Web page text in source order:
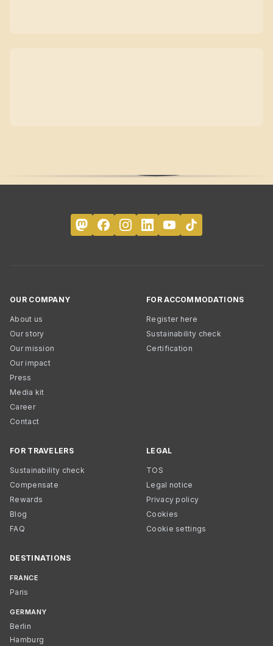
OUR COMPANY
About us
Our story
Our mission
Our impact
Press
Media kit
Career
Contact
FOR ACCOMMODATIONS
Register here
Sustainability check
Certification
FOR TRAVELERS
Sustainability check
Compensate
Rewards
Blog
FAQ
LEGAL
TOS
Legal notice
Privacy policy
Cookies
Cookie settings
DESTINATIONS
FRANCE
Paris
GERMANY
Berlin
Hamburg